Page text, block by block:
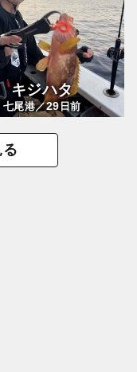
キジハタ
七尾港／29日前